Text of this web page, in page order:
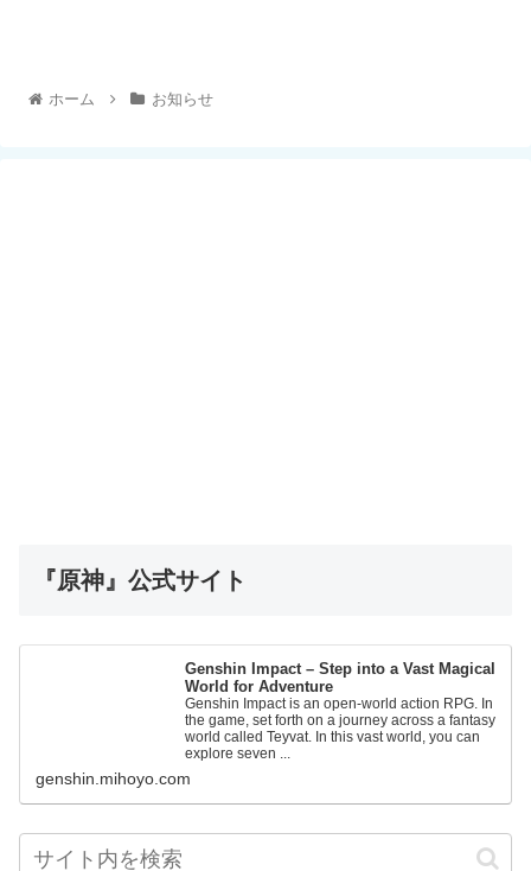
ホーム お知らせ
『原神』公式サイト
Genshin Impact – Step into a Vast Magical
World for Adventure
Genshin Impact is an open-world action RPG. In
the game, set forth on a journey across a fantasy
world called Teyvat. In this vast world, you can
explore seven ...
genshin.mihoyo.com